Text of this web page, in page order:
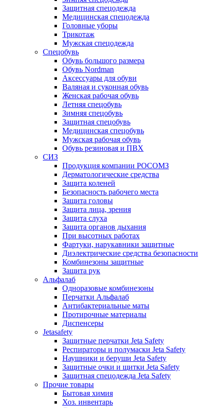
Защитная спецодежда
Медицинская спецодежда
Головные уборы
Трикотаж
Мужская спецодежда
Спецобувь
Обувь большого размера
Обувь Nordman
Аксессуары для обуви
Валяная и суконная обувь
Женская рабочая обувь
Летняя спецобувь
Зимняя спецобувь
Защитная спецобувь
Медицинская спецобувь
Мужская рабочая обувь
Обувь резиновая и ПВХ
СИЗ
Продукция компании РОСОМЗ
Дерматологические средства
Защита коленей
Безопасность рабочего места
Защита головы
Защита лица, зрения
Защита слуха
Защита органов дыхания
При высотных работах
Фартуки, нарукавники защитные
Диэлектрические средства безопасности
Комбинезоны защитные
Защита рук
Альфалаб
Одноразовые комбинезоны
Перчатки Альфалаб
Антибактериальные маты
Протирочные материалы
Диспенсеры
Jetasafety
Защитные перчатки Jeta Safety
Респираторы и полумаски Jeta Safety
Наушники и беруши Jeta Safety
Защитные очки и щитки Jeta Safety
Защитная спецодежда Jeta Safety
Прочие товары
Бытовая химия
Хоз. инвентарь